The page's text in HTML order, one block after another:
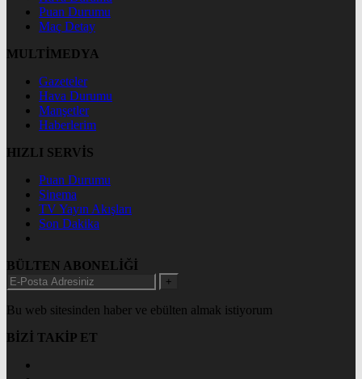
Puan Durumu
Maç Detay
MULTİMEDYA
Gazeteler
Hava Durumu
Manşetler
Haberlerim
HIZLI SERVİS
Puan Durumu
Sinema
TV Yayın Akışları
Son Dakika
BÜLTEN ABONELİĞİ
+
Bu web sitesinden haber ve ebülten almak istiyorum
BİZİ TAKİP ET